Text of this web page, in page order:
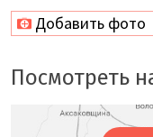
Добавить фото
Посмотреть